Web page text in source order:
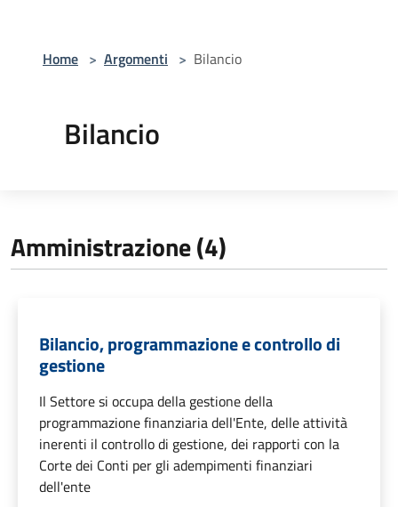
Home > Argomenti > Bilancio
Bilancio
Amministrazione (4)
Bilancio, programmazione e controllo di
gestione
Il Settore si occupa della gestione della
programmazione finanziaria dell'Ente, delle attività
inerenti il controllo di gestione, dei rapporti con la
Corte dei Conti per gli adempimenti finanziari
dell'ente